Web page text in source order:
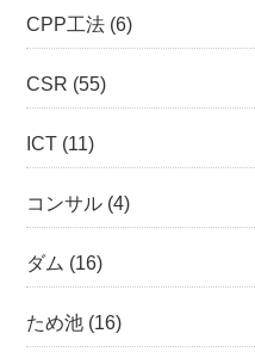
CPP工法 (6)
CSR (55)
ICT (11)
コンサル (4)
ダム (16)
ため池 (16)